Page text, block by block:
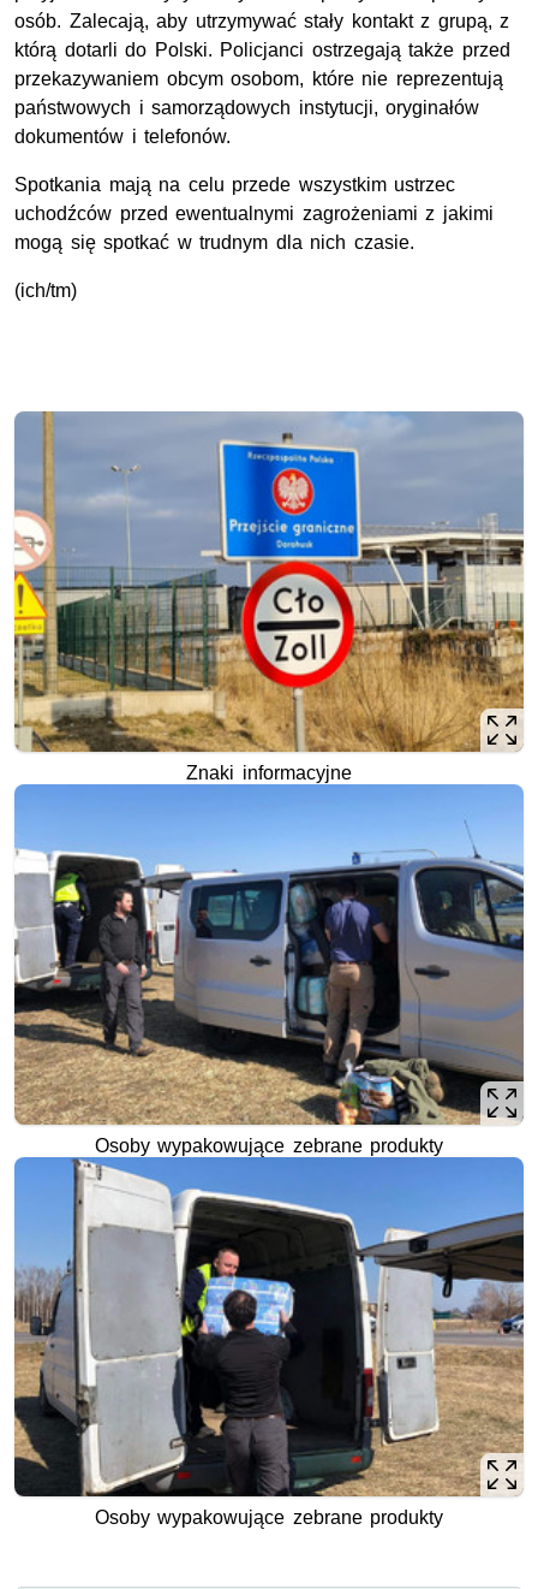
osób. Zalecają, aby utrzymywać stały kontakt z grupą, z
którą dotarli do Polski. Policjanci ostrzegają także przed
przekazywaniem obcym osobom, które nie reprezentują
państwowych i samorządowych instytucji, oryginałów
dokumentów i telefonów.
Spotkania mają na celu przede wszystkim ustrzec
uchodźców przed ewentualnymi zagrożeniami z jakimi
mogą się spotkać w trudnym dla nich czasie.
(ich/tm)
Znaki informacyjne
Osoby wypakowujące zebrane produkty
Osoby wypakowujące zebrane produkty